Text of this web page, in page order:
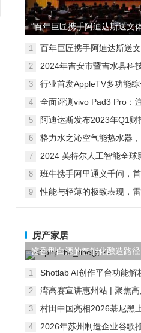
“百年巨匠携手阿迪达斯送文
京启动
1
百年巨匠携手阿迪达斯送
2
2024年吉安市暨吉水县科
3
行业首发AppleTV多功能
4
全面评测vivo Pad3 Pro：
5
阿迪达斯发布2023年Q1财
6
格力水之沁空气能热水器
7
2024 英特尔人工智能全球
8
班牛携手阿里通义千问，
满落幕
9
性能与轻薄的极致表现，
房产家居
酱香型白酒的智能化酿造路
的技术积累与产品布局
1
Shotlab AI创作平台功能解
2
湾高赛宣讲惠州站 | 聚焦高
3
村田中国亮相2026慕尼黑
4
2026年苏州制造企业谷歌